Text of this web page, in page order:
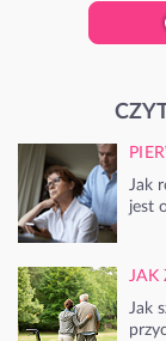
Jak
jest
JAK
Jak